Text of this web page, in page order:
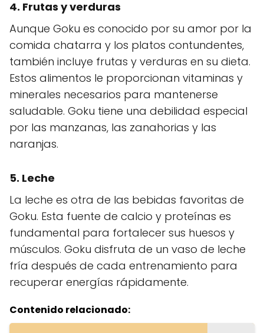
4. Frutas y verduras
Aunque Goku es conocido por su amor por la
comida chatarra y los platos contundentes,
también incluye frutas y verduras en su dieta.
Estos alimentos le proporcionan vitaminas y
minerales necesarios para mantenerse
saludable. Goku tiene una debilidad especial
por las manzanas, las zanahorias y las
naranjas.
5. Leche
La leche es otra de las bebidas favoritas de
Goku. Esta fuente de calcio y proteínas es
fundamental para fortalecer sus huesos y
músculos. Goku disfruta de un vaso de leche
fría después de cada entrenamiento para
recuperar energías rápidamente.
Contenido relacionado: